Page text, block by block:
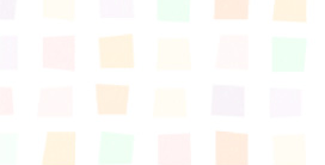
パパもママも子育て
ワンポイント英会話
ソーシャルメディア